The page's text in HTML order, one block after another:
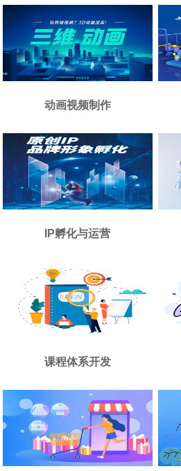
动画视频制作
IP孵化与运营
课程体系开发